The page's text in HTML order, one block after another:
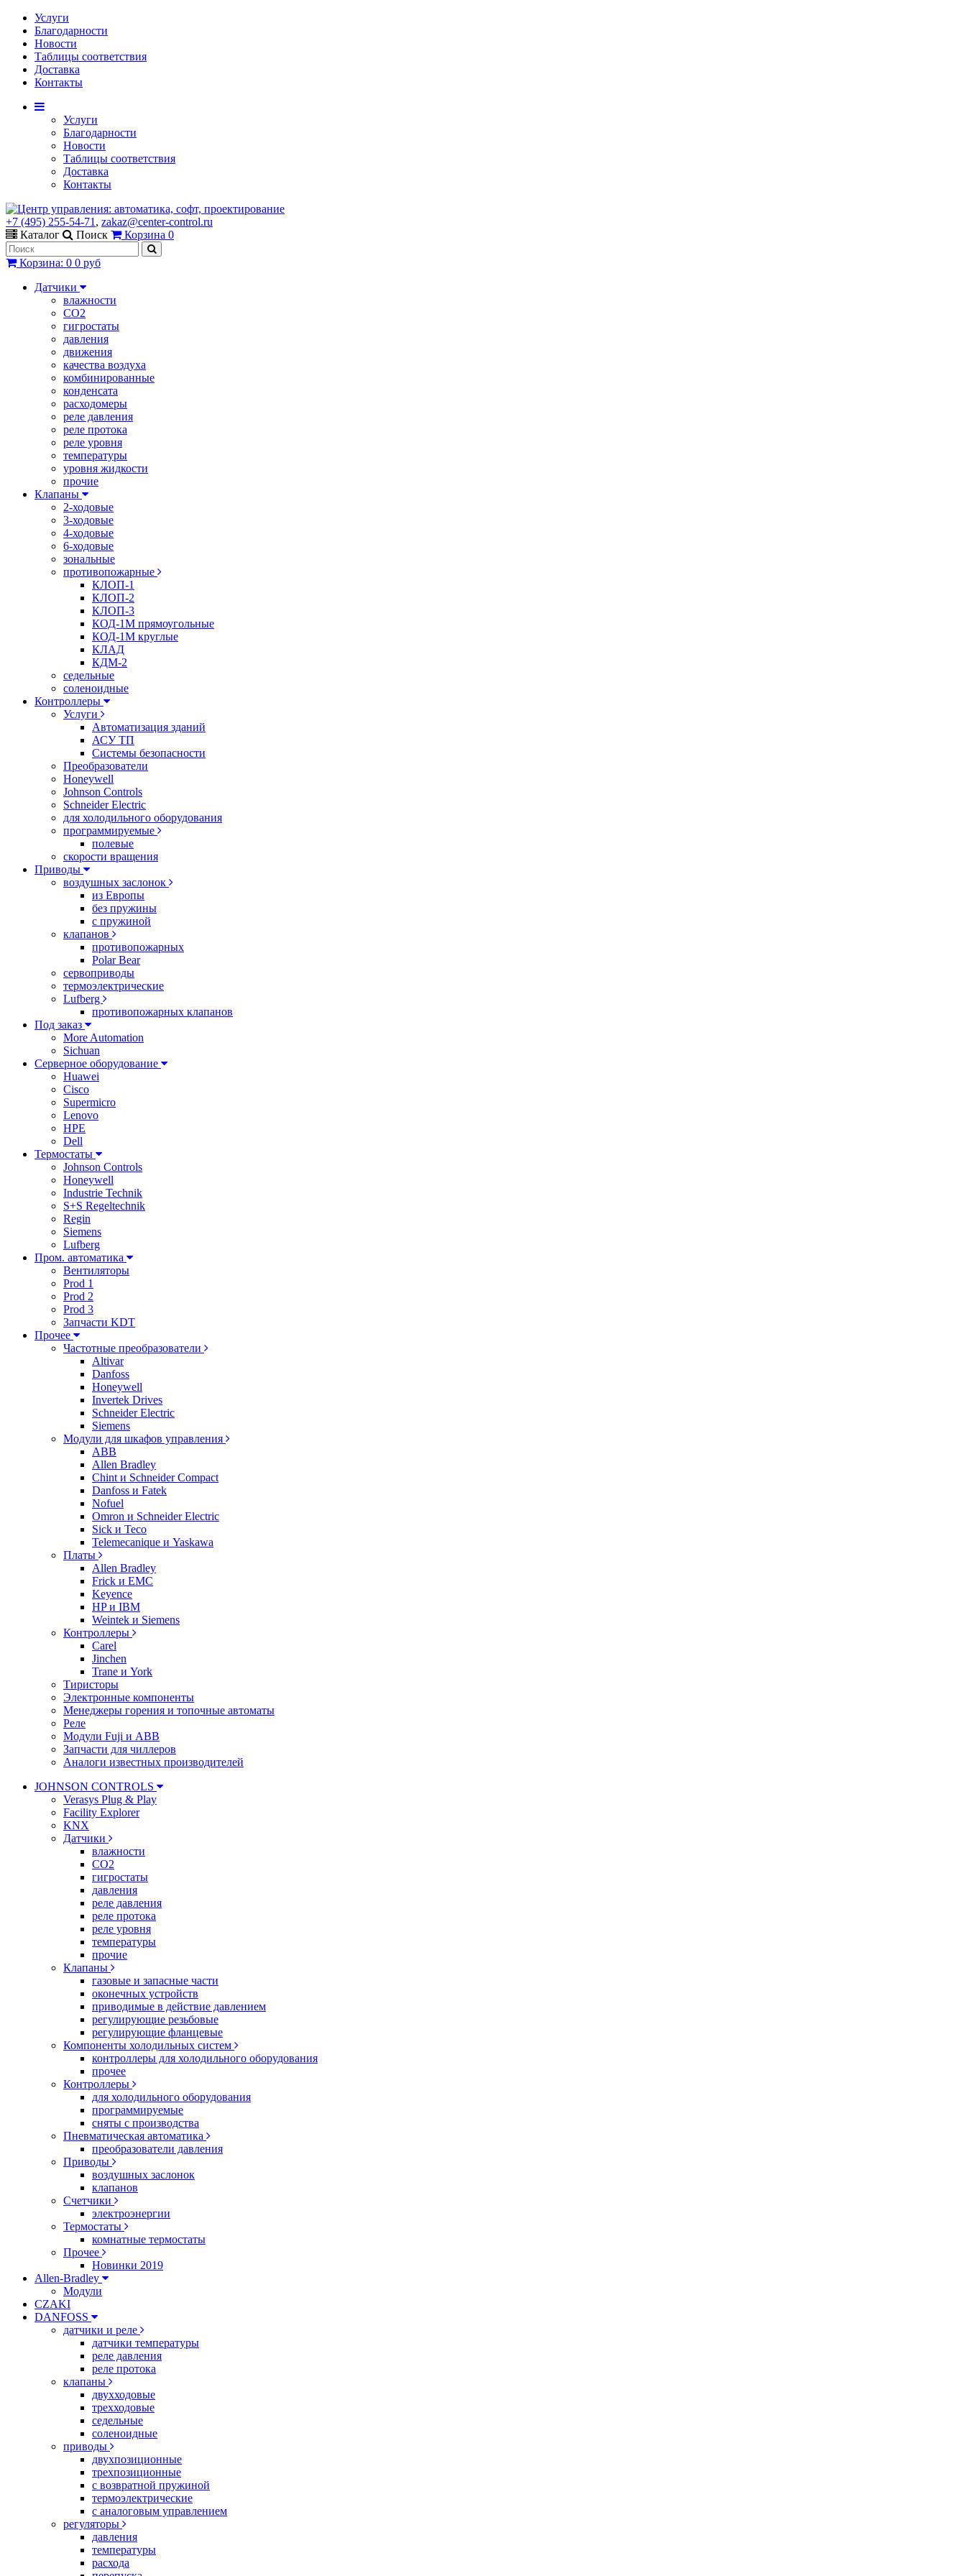
Услуги
Благодарности
Новости
Таблицы соответствия
Доставка
Контакты
Услуги
Благодарности
Новости
Таблицы соответствия
Доставка
Контакты
+7 (495) 255-54-71 , zakaz@center-control.ru
Каталог
Поиск Корзина 0
Корзина: 0 0 руб
Датчики
влажности
CO2
гигростаты
давления
движения
качества воздуха
комбинированные
конденсата
расходомеры
реле давления
реле протока
реле уровня
температуры
уровня жидкости
прочие
Клапаны
2-ходовые
3-ходовые
4-ходовые
6-ходовые
зональные
противопожарные
КЛОП-1
КЛОП-2
КЛОП-3
КОД-1М прямоугольные
КОД-1М круглые
КЛАД
КДМ-2
седельные
соленоидные
Контроллеры
Услуги
Автоматизация зданий
АСУ ТП
Системы безопасности
Преобразователи
Honeywell
Johnson Controls
Schneider Electric
для холодильного оборудования
программируемые
полевые
скорости вращения
Приводы
воздушных заслонок
из Европы
без пружины
с пружиной
клапанов
противопожарных
Polar Bear
сервоприводы
термоэлектрические
Lufberg
противопожарных клапанов
Под заказ
More Automation
Sichuan
Серверное оборудование
Huawei
Cisco
Supermicro
Lenovo
HPE
Dell
Термостаты
Johnson Controls
Honeywell
Industrie Technik
S+S Regeltechnik
Regin
Siemens
Lufberg
Пром. автоматика
Вентиляторы
Prod 1
Prod 2
Prod 3
Запчасти KDT
Прочее
Частотные преобразователи
Altivar
Danfoss
Honeywell
Invertek Drives
Schneider Electric
Siemens
Модули для шкафов управления
ABB
Allen Bradley
Chint и Schneider Compact
Danfoss и Fatek
Nofuel
Omron и Schneider Electric
Sick и Teco
Telemecanique и Yaskawa
Платы
Allen Bradley
Frick и EMC
Keyence
HP и IBM
Weintek и Siemens
Контроллеры
Carel
Jinchen
Trane и York
Тиристоры
Электронные компоненты
Менеджеры горения и топочные автоматы
Реле
Модули Fuji и ABB
Запчасти для чиллеров
Аналоги известных производителей
JOHNSON CONTROLS
Verasys Plug & Play
Facility Explorer
KNX
Датчики
влажности
CO2
гигростаты
давления
реле давления
реле протока
реле уровня
температуры
прочие
Клапаны
газовые и запасные части
оконечных устройств
приводимые в действие давлением
регулирующие резьбовые
регулирующие фланцевые
Компоненты холодильных систем
контроллеры для холодильного оборудования
прочее
Контроллеры
для холодильного оборудования
программируемые
сняты с производства
Пневматическая автоматика
преобразователи давления
Приводы
воздушных заслонок
клапанов
Счетчики
электроэнергии
Термостаты
комнатные термостаты
Прочее
Новинки 2019
Allen-Bradley
Модули
CZAKI
DANFOSS
датчики и реле
датчики температуры
реле давления
реле протока
клапаны
двухходовые
трехходовые
седельные
соленоидные
приводы
двухпозиционные
трехпозиционные
с возвратной пружиной
термоэлектрические
с аналоговым управлением
регуляторы
давления
температуры
расхода